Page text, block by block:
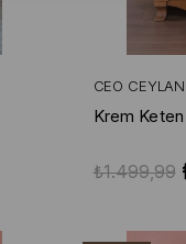
CEO
Krem
₺1.499,99